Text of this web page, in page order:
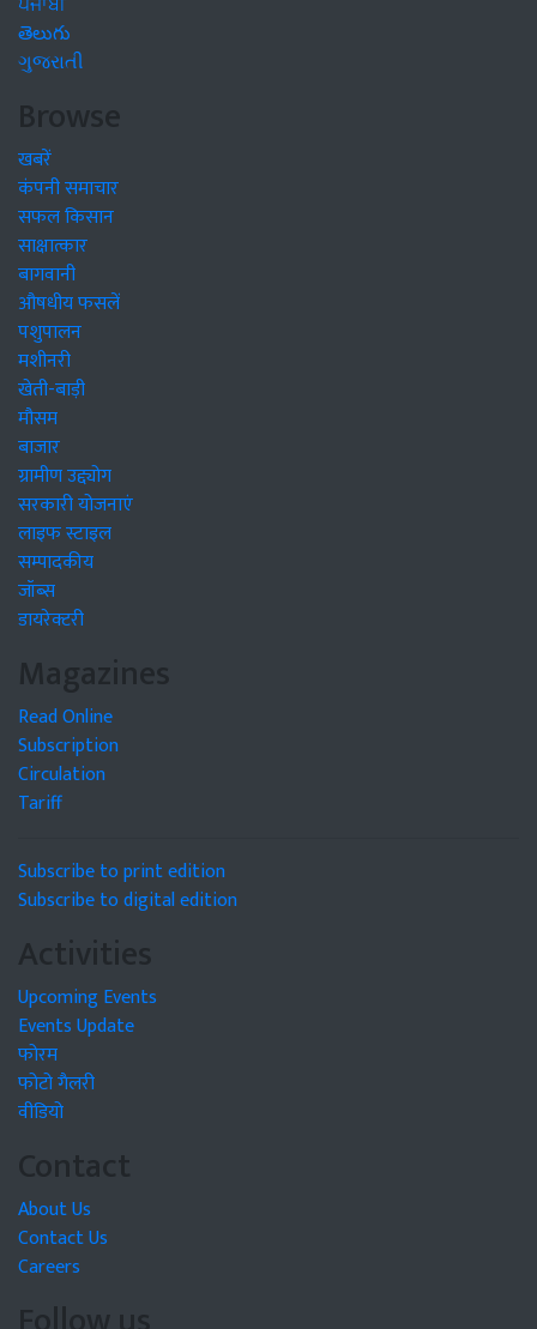
తెలుగు
ગુજરાતી
Browse
खबरें
कंपनी समाचार
सफल किसान
साक्षात्कार
बागवानी
औषधीय फसलें
पशुपालन
मशीनरी
खेती-बाड़ी
मौसम
बाजार
ग्रामीण उद्द्योग
सरकारी योजनाएं
लाइफ स्टाइल
सम्पादकीय
जॉब्स
डायरेक्टरी
Magazines
Read Online
Subscription
Circulation
Tariff
Subscribe to print edition
Subscribe to digital edition
Activities
Upcoming Events
Events Update
फोरम
फोटो गैलरी
वीडियो
Contact
About Us
Contact Us
Careers